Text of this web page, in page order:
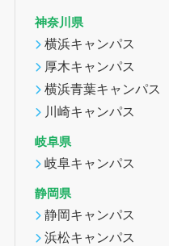
神奈川県
横浜キャンパス
厚木キャンパス
横浜青葉キャンパス
川崎キャンパス
岐阜県
岐阜キャンパス
静岡県
静岡キャンパス
浜松キャンパス